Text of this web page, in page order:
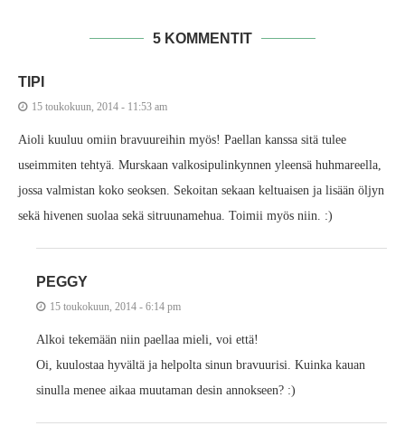
5 KOMMENTIT
TIPI
15 toukokuun, 2014 - 11:53 am
Aioli kuuluu omiin bravuureihin myös! Paellan kanssa sitä tulee
useimmiten tehtyä. Murskaan valkosipulinkynnen yleensä huhmareella,
jossa valmistan koko seoksen. Sekoitan sekaan keltuaisen ja lisään öljyn
sekä hivenen suolaa sekä sitruunamehua. Toimii myös niin. :)
PEGGY
15 toukokuun, 2014 - 6:14 pm
Alkoi tekemään niin paellaa mieli, voi että!
Oi, kuulostaa hyvältä ja helpolta sinun bravuurisi. Kuinka kauan
sinulla menee aikaa muutaman desin annokseen? :)